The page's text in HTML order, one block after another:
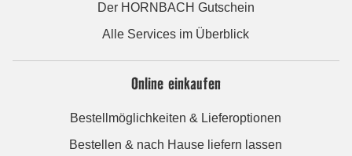
Der HORNBACH Gutschein
Alle Services im Überblick
Online einkaufen
Bestellmöglichkeiten & Lieferoptionen
Bestellen & nach Hause liefern lassen